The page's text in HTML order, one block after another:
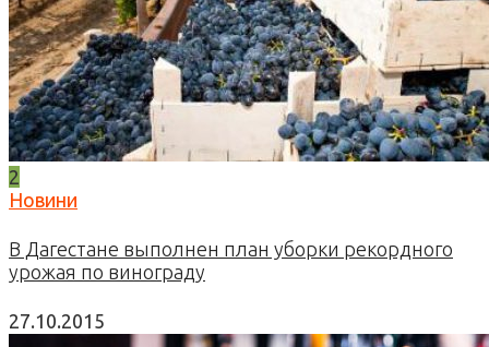
2
Новини
В Дагестане выполнен план уборки рекордного
урожая по винограду
27.10.2015